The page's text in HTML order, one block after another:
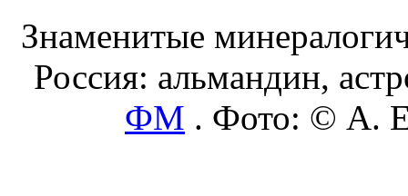
Знаменитые
Россия: альмандин,
ФМ . Фото: © А.